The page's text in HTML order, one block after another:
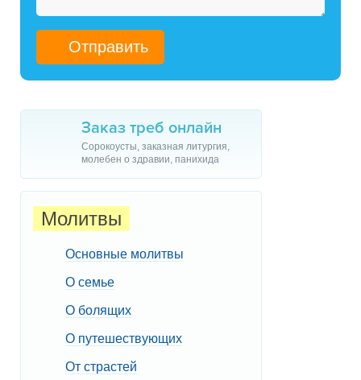
Заказ треб онлайн
Сорокоусты, заказная литургия,
молебен о здравии, панихида
Молитвы
Основные молитвы
О семье
О болящих
О путешествующих
От страстей